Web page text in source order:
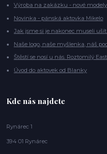
Výroba na zakázku - nové
Novinka - pánská aktovka Mikelo
Jak jsme si je nakonec museli
Naše logo, naše myšlenka, náš
Štěstí se nosí u nás. Roztomilý
Úvod do aktovek od Blanky
Kde nás najdete
Rynárec 1
394 01 Rynárec